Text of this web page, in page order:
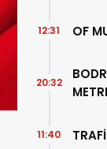
OF
12:31
20:32
11:40